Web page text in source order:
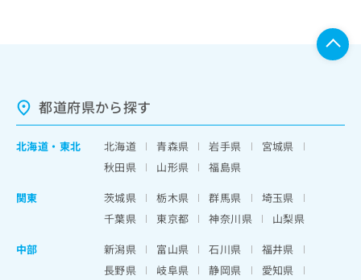
都道府県から探す
北海道 ・ 東北 北海道 青森県 岩手県
宮城県
秋田県
山形県
福島県
関東
茨城県 栃木県 群馬県
埼玉県
千葉県
東京都 神奈川県
山梨県
中部
新潟県 富山県 石川県
福井県
長野県
岐阜県 静岡県
愛知県